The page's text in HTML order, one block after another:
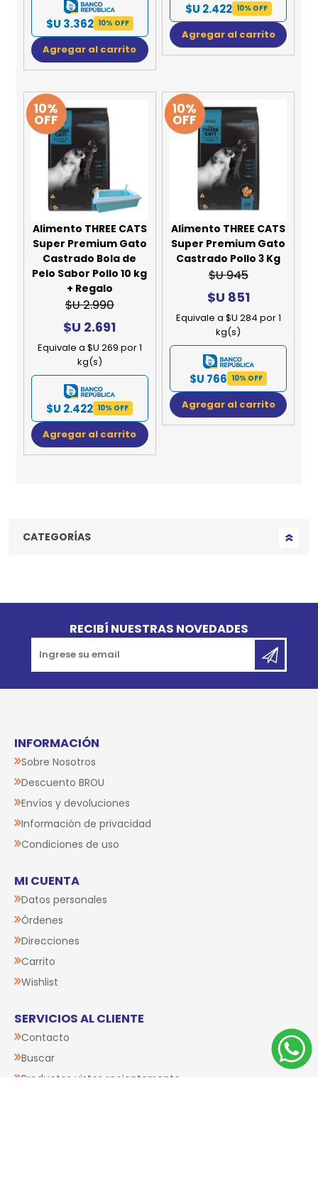
$U 3.362 10% OFF
Agregar al carrito
$U 2.422 10% OFF
Agregar al carrito
10%
OFF
Alimento THREE CATS
Super Premium Gato
Castrado Bola de
Pelo Sabor Pollo 10 kg
+ Regalo
$U 2.990
$U 2.691
Equivale a $U 269 por 1
kg(s)
$U 2.422 10% OFF
Agregar al carrito
10%
OFF
Alimento THREE CATS
Super Premium Gato
Castrado Pollo 3 Kg
$U 945
$U 851
Equivale a $U 284 por 1
kg(s)
$U 766 10% OFF
Agregar al carrito
CATEGORÍAS
RECIBÍ NUESTRAS NOVEDADES
INFORMACIÓN
Sobre Nosotros
Descuento BROU
Envíos y devoluciones
Información de privacidad
Condiciones de uso
MI CUENTA
Datos personales
Órdenes
Direcciones
Carrito
Wishlist
SERVICIOS AL CLIENTE
Contacto
Buscar
Productos vistos recientemente